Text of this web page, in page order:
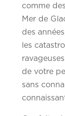
comme
Mer de
des
les
de votre
sans